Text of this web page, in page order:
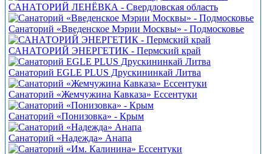
САНАТОРИЙ ЛЕНЁВКА - Свердловская область
Санаторий «Введенское Мэрии Москвы» - Подмосковье
САНАТОРИЙ ЭНЕРГЕТИК - Пермский край
Санаторий EGLE PLUS Друскининкай Литва
Санаторий «Жемчужина Кавказа» Ессентуки
Санаторий «Понизовка» - Крым
Санаторий «Надежда» Анапа